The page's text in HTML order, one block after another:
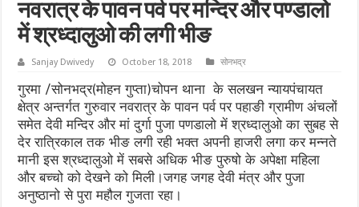
नवरात्र के पावन पर्व पर मन्दिर और पण्डालो
में श्रध्दालुओ की लगी भीङ
Sanjay Dwivedy October 18, 2018 सोनभद्र
गुरमा /सोनभद्र(मोहन गुप्ता)चोपन थाना के सलखन न्यायपंचायत
क्षेत्र अन्तर्गत गुरुवार नवरात्र के पावन पर्व पर पहाङी ग्रामीण अंचलों
समेत देवी मन्दिर और मां दुर्गा पुजा पणडालो में श्रध्दालुओ का सुबह से
देर रात्रिकाल तक भीङ लगी रही भक्त अपनी हाजरी लगा कर मन्नते
मानी इस श्रध्दालुओ में सबसे अधिक भीङ पुरुषो के अपेक्षा महिला
और बच्चो को देखने को मिली।जगह जगह देवी मंत्र और पुजा
अनुष्ठानो से पुरा महौल गुजता रहा।